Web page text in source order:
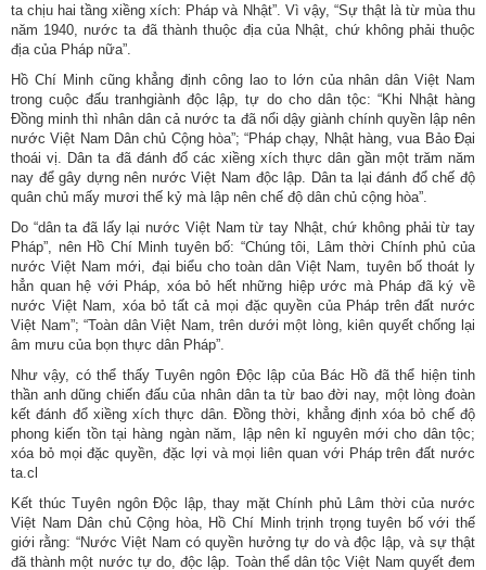
ta chịu hai tầng xiềng xích: Pháp và Nhật”. Vì vậy, “Sự thật là từ mùa thu
năm 1940, nước ta đã thành thuộc địa của Nhật, chứ không phải thuộc
địa của Pháp nữa”.
Hồ Chí Minh cũng khẳng định công lao to lớn của nhân dân Việt Nam
trong cuộc đấu tranhgiành độc lập, tự do cho dân tộc: “Khi Nhật hàng
Đồng minh thì nhân dân cả nước ta đã nổi dậy giành chính quyền lập nên
nước Việt Nam Dân chủ Cộng hòa”; “Pháp chạy, Nhật hàng, vua Bảo Đại
thoái vị. Dân ta đã đánh đổ các xiềng xích thực dân gần một trăm năm
nay để gây dựng nên nước Việt Nam độc lập. Dân ta lại đánh đổ chế độ
quân chủ mấy mươi thế kỷ mà lập nên chế độ dân chủ cộng hòa”.
Do “dân ta đã lấy lại nước Việt Nam từ tay Nhật, chứ không phải từ tay
Pháp”, nên Hồ Chí Minh tuyên bố: “Chúng tôi, Lâm thời Chính phủ của
nước Việt Nam mới, đại biểu cho toàn dân Việt Nam, tuyên bố thoát ly
hẳn quan hệ với Pháp, xóa bỏ hết những hiệp ước mà Pháp đã ký về
nước Việt Nam, xóa bỏ tất cả mọi đặc quyền của Pháp trên đất nước
Việt Nam”; “Toàn dân Việt Nam, trên dưới một lòng, kiên quyết chống lại
âm mưu của bọn thực dân Pháp”.
Như vậy, có thể thấy Tuyên ngôn Độc lập của Bác Hồ đã thể hiện tinh
thần anh dũng chiến đấu của nhân dân ta từ bao đời nay, một lòng đoàn
kết đánh đổ xiềng xích thực dân. Đồng thời, khẳng định xóa bỏ chế độ
phong kiến tồn tại hàng ngàn năm, lập nên kỉ nguyên mới cho dân tộc;
xóa bỏ mọi đặc quyền, đặc lợi và mọi liên quan với Pháp trên đất nước
ta.cl
Kết thúc Tuyên ngôn Độc lập, thay mặt Chính phủ Lâm thời của nước
Việt Nam Dân chủ Cộng hòa, Hồ Chí Minh trịnh trọng tuyên bố với thế
giới rằng: “Nước Việt Nam có quyền hưởng tự do và độc lập, và sự thật
đã thành một nước tự do, độc lập. Toàn thể dân tộc Việt Nam quyết đem